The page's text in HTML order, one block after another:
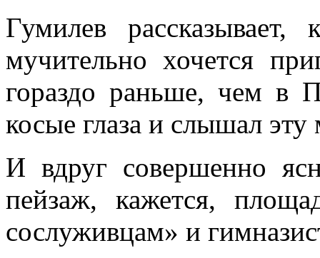
Гумилев
мучительно хочется
гораздо раньше, чем в
косые глаза и слышал
И вдруг совершенно
пейзаж, кажется,
сослуживцам» и